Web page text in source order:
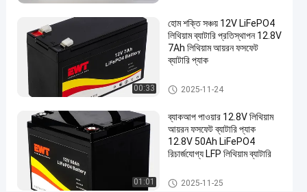
লিথিয়াম
আয়রন
ফসফেট
লিথিয়াম
আয়রন
ফসফেট
#
লিথিয়াম
00:33
হোম শক্তি সঞ্চয় 12V LiFePO4
লিথিয়াম ব্যাটারি প্রতিস্থাপন 12.8V
7Ah লিথিয়াম আয়রন ফসফেট
ব্যাটারি প্যাক
১২ ভোল্ট লিথিয়াম আয়রন ফসফেট ব্যাটারি
2025-11-24
01:01
ব্যাকআপ পাওয়ার 12.8V লিথিয়াম
আয়রন ফসফেট ব্যাটারি প্যাক
12.8V 50Ah LiFePO4
রিচার্জযোগ্য LFP লিথিয়াম ব্যাটারি
১২ ভোল্ট লিথিয়াম আয়রন ফসফেট ব্যাটারি
2025-11-25